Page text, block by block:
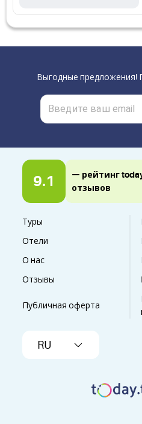
9.1
— рейтинг
отзывов
Туры
Отели
О нас
Отзывы
Публичная оферта
RU
Выгодные предложения!